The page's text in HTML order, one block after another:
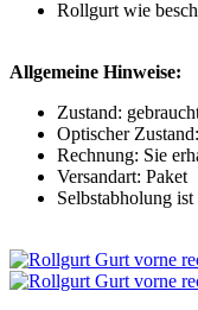
Rollgurt wie
Allgemeine Hinweise:
Zustand:
Optischer
Rechnung: Sie
Versandart: Paket
Selbstabholung